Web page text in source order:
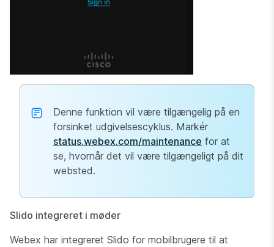
Denne funktion vil være tilgængelig på en
forsinket udgivelsescyklus. Markér
status.webex.com/maintenance for at
se, hvornår det vil være tilgængeligt på dit
websted.
Slido integreret i møder
Webex har integreret Slido for mobilbrugere til at